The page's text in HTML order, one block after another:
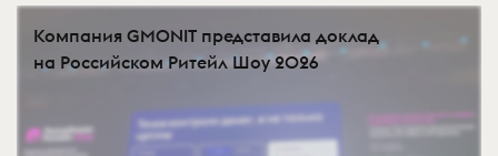
Компания GMONIT представила доклад
на Российском Ритейл Шоу 2026